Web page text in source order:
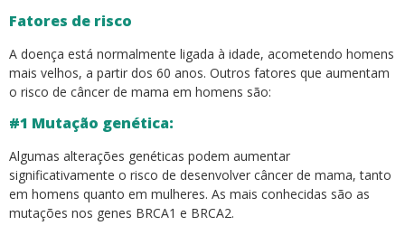
Fatores de risco
A doença está normalmente ligada à idade, acometendo homens
mais velhos, a partir dos 60 anos. Outros fatores que aumentam
o risco de câncer de mama em homens são:
#1 Mutação genética:
Algumas alterações genéticas podem aumentar
significativamente o risco de desenvolver câncer de mama, tanto
em homens quanto em mulheres. As mais conhecidas são as
mutações nos genes BRCA1 e BRCA2.